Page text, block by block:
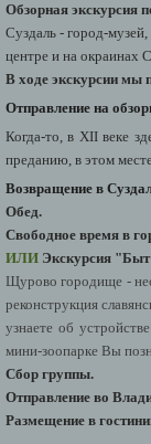
Обзорная экскурсия
Суздаль - город-
центре и на окраинах
В ходе экскурсии мы
Отправление на
Когда-то, в XII веке
преданию, в этом
Возвращение в
Обед.
Свободное время в
ИЛИ Экскурсия
Щурово городище -
реконструкция
узнаете об
мини-зоопарке Вы
Сбор группы.
Отправление во
Размещение в